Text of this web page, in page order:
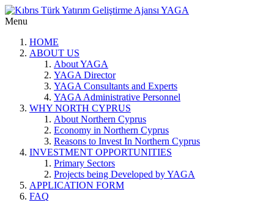
Menu
HOME
ABOUT US
About YAGA
YAGA Director
YAGA Consultants and Experts
YAGA Administrative Personnel
WHY NORTH CYPRUS
About Northern Cyprus
Economy in Northern Cyprus
Reasons to Invest In Northern Cyprus
INVESTMENT OPPORTUNITIES
Primary Sectors
Projects being Developed by YAGA
APPLICATION FORM
FAQ